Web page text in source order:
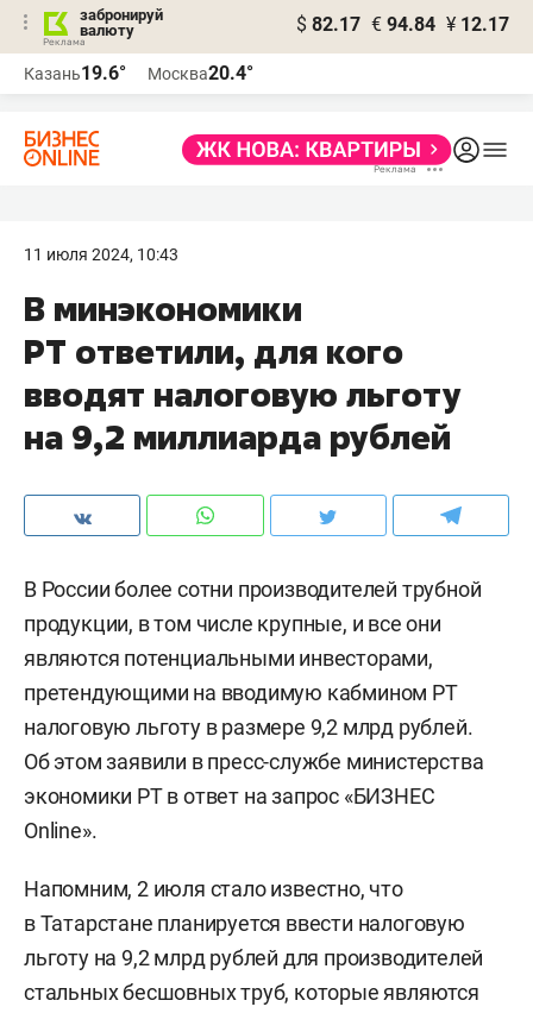
забронируй
валюту
$ 82.17 € 94.84 ¥ 12.17
Казань19.6° Москва20.4°
11 июля 2024, 10:43
В минэкономики
РТ ответили, для кого
вводят налоговую льготу
на 9,2 миллиарда рублей
В России более сотни производителей трубной
продукции, в том числе крупные, и все они
являются потенциальными инвесторами,
претендующими на вводимую кабмином РТ
налоговую льготу в размере 9,2 млрд рублей.
Об этом заявили в пресс-службе министерства
экономики РТ в ответ на запрос «БИЗНЕС
Online».
Напомним, 2 июля стало известно, что
в Татарстане планируется ввести налоговую
льготу на 9,2 млрд рублей для производителей
стальных бесшовных труб, которые являются